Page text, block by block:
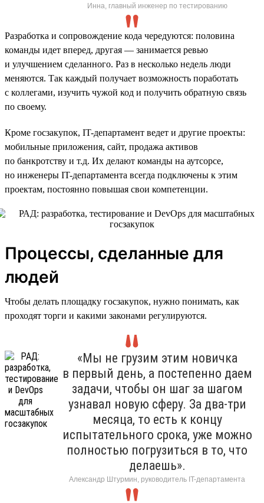
Инна, главный инженер по тестированию
Разработка и сопровождение кода чередуются: половина
команды идет вперед, другая — занимается ревью
и улучшением сделанного. Раз в несколько недель люди
меняются. Так каждый получает возможность поработать
с коллегами, изучить чужой код и получить обратную связь
по своему.
Кроме госзакупок, IT-департамент ведет и другие проекты:
мобильные приложения, сайт, продажа активов
по банкротству и т.д. Их делают команды на аутсорсе,
но инженеры IT-департамента всегда подключены к этим
проектам, постоянно повышая свои компетенции.
Процессы, сделанные для
людей
Чтобы делать площадку госзакупок, нужно понимать, как
проходят торги и какими законами регулируются.
«Мы не грузим этим новичка
в первый день, а постепенно даем
задачи, чтобы он шаг за шагом
узнавал новую сферу. За два-три
месяца, то есть к концу
испытательного срока, уже можно
полностью погрузиться в то, что
делаешь».
Александр Штурмин, руководитель IT-департамента